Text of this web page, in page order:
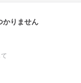
かりません